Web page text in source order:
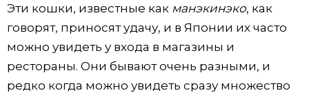
Культура
Жизнь
Эти кошки, известные как манэкинэко, как
говорят, приносят удачу, и в Японии их часто
можно увидеть у входа в магазины и
рестораны. Они бывают очень разными, и
редко когда можно увидеть сразу множество